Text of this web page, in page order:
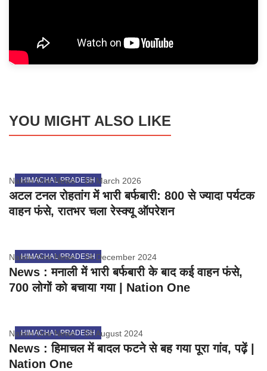
YOU MIGHT ALSO LIKE
HIMACHAL PRADESH
Nation One News 16 March 2026
अटल टनल रोहतांग में भारी बर्फबारी: 800 से ज्यादा पर्यटक
वाहन फंसे, रातभर चला रेस्क्यू ऑपरेशन
HIMACHAL PRADESH
Nation One News 24 December 2024
News : मनाली में भारी बर्फबारी के बाद कई वाहन फंसे,
700 लोगों को बचाया गया | Nation One
HIMACHAL PRADESH
Nation One News 03 August 2024
News : हिमाचल में बादल फटने से बह गया पूरा गांव, पढ़ें |
Nation One